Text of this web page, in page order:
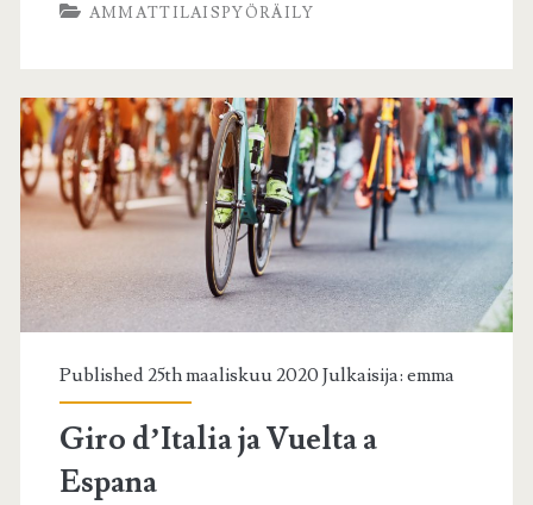
AMMATTILAISPYÖRÄILY
Published 25th maaliskuu 2020 Julkaisija: emma
Giro d’Italia ja Vuelta a
Espana